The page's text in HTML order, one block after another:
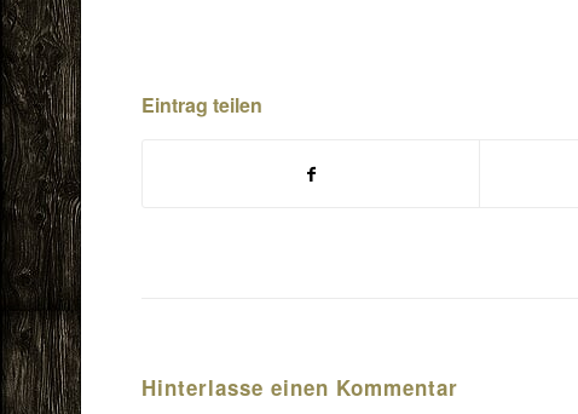
Eintrag teilen
Hinterlasse einen Kommentar